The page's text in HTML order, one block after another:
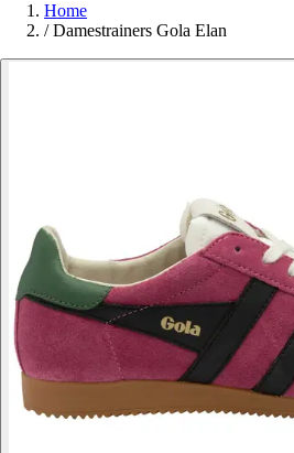
Home
/ Damestrainers Gola Elan